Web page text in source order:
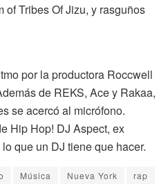
of Tribes Of Jizu, y rasguños
por la productora Roccwell
de REKS, Ace y Rakaa,
se acercó al micrófono.
Hip Hop! DJ Aspect, ex
que un DJ tiene que hacer.
Música Nueva York rap